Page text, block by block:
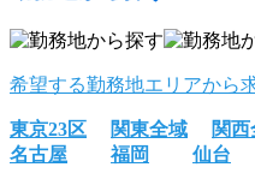
希望する勤務地エリアから
東京23区 関東全域
関
名古屋
福岡 仙台